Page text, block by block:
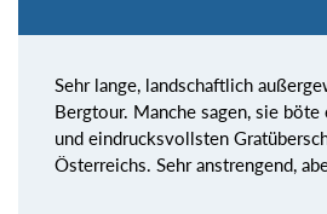
Sehr lange, landschaftlich
Bergtour. Manche sagen, sie
und eindrucksvollsten
Österreichs. Sehr anstrengend,